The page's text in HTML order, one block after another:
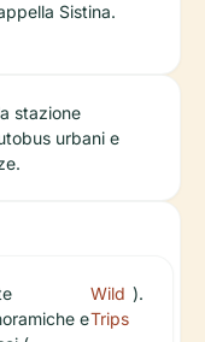
Sistina.
stazione
urbani e
e
Wild
Trips
).